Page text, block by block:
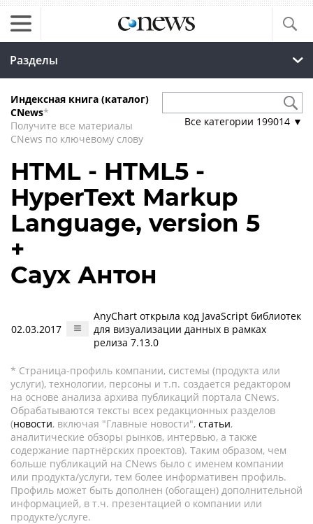
Разделы
Индексная книга (каталог)
CNews*
Получите все материалы
CNews по ключевому слову
Все категории 199014 ▼
HTML - HTML5 -
HyperText Markup
Language, version 5
+
Саух Антон
02.03.2017
AnyChart открыла код JavaScript библиотек
для визуализации данных в рамках
релиза 7.13.0
* Страница-профиль компании, системы (продукта или
услуги), технологии, персоны и т.п. создается редактором
на основе анализа архива публикаций портала CNews.
Обрабатываются тексты всех редакционных разделов
(новости, включая "Главные новости", статьи,
аналитические обзоры рынков, интервью, а также
содержание партнёрских проектов). Таким образом, чем
больше публикаций на CNews было с именем компании
или продукта/услуги, тем более информативен профиль.
Профиль может быть дополнен (обогащен) дополнительной
информацией, в т.ч. презентацией о компании или
продукте/услуге.